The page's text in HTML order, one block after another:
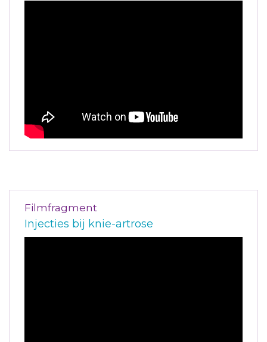
Filmfragment
Injecties bij knie-artrose